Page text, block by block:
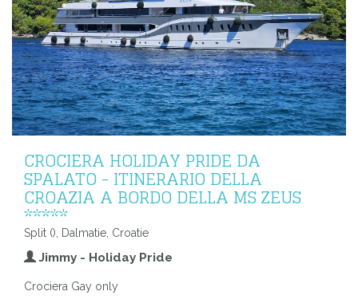
CROCIERA HOLIDAY PRIDE DA
SPALATO - ITINERARIO DELLA
CROAZIA A BORDO DELLA MS ZEUS
*****
Split (), Dalmatie, Croatie
Jimmy - Holiday Pride
Crociera Gay only